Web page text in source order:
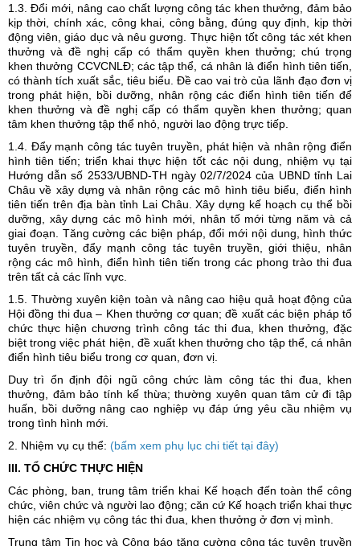
1.3. Đổi mới, nâng cao chất lượng công tác khen thưởng, đảm bảo
kịp thời, chính xác, công khai, công bằng, đúng quy định, kịp thời
động viên, giáo dục và nêu gương. Thực hiện tốt công tác xét khen
thưởng và đề nghị cấp có thẩm quyền khen thưởng; chú trọng
khen thưởng CCVCNLĐ; các tập thể, cá nhân là điển hình tiên tiến,
có thành tích xuất sắc, tiêu biểu. Đề cao vai trò của lãnh đạo đơn vị
trong phát hiện, bồi dưỡng, nhân rộng các điển hình tiên tiến để
khen thưởng và đề nghị cấp có thẩm quyền khen thưởng; quan
tâm khen thưởng tập thể nhỏ, người lao động trực tiếp.
1.4. Đẩy mạnh công tác tuyên truyền, phát hiện và nhân rộng điển
hình tiên tiến; triển khai thực hiện tốt các nội dung, nhiệm vụ tại
Hướng dẫn số 2533/UBND-TH ngày 02/7/2024 của UBND tỉnh Lai
Châu về xây dựng và nhân rộng các mô hình tiêu biểu, điển hình
tiên tiến trên địa bàn tỉnh Lai Châu. Xây dựng kế hoạch cụ thể bồi
dưỡng, xây dựng các mô hình mới, nhân tố mới từng năm và cả
giai đoạn. Tăng cường các biện pháp, đổi mới nội dung, hình thức
tuyên truyền, đẩy mạnh công tác tuyên truyền, giới thiệu, nhân
rộng các mô hình, điển hình tiên tiến trong các phong trào thi đua
trên tất cả các lĩnh vực.
1.5. Thường xuyên kiện toàn và nâng cao hiệu quả hoạt động của
Hội đồng thi đua – Khen thưởng cơ quan; đề xuất các biện pháp tổ
chức thực hiện chương trình công tác thi đua, khen thưởng, đặc
biệt trong việc phát hiện, đề xuất khen thưởng cho tập thể, cá nhân
điển hình tiêu biểu trong cơ quan, đơn vị.
Duy trì ổn định đội ngũ công chức làm công tác thi đua, khen
thưởng, đảm bảo tính kế thừa; thường xuyên quan tâm cử đi tập
huấn, bồi dưỡng nâng cao nghiệp vụ đáp ứng yêu cầu nhiệm vụ
trong tình hình mới.
2. Nhiệm vụ cụ thể: (bấm xem phụ lục chi tiết tại đây)
III. TỔ CHỨC THỰC HIỆN
Các phòng, ban, trung tâm triển khai Kế hoạch đến toàn thể công
chức, viên chức và người lao động; căn cứ Kế hoạch triển khai thực
hiện các nhiệm vụ công tác thi đua, khen thưởng ở đơn vị mình.
Trung tâm Tin học và Công báo tăng cường công tác tuyên truyền